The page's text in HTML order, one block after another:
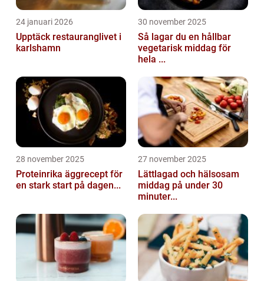
24 januari 2026
Upptäck restauranglivet i
karlshamn
30 november 2025
Så lagar du en hållbar
vegetarisk middag för
hela ...
28 november 2025
Proteinrika äggrecept för
en stark start på dagen...
27 november 2025
Lättlagad och hälsosam
middag på under 30
minuter...